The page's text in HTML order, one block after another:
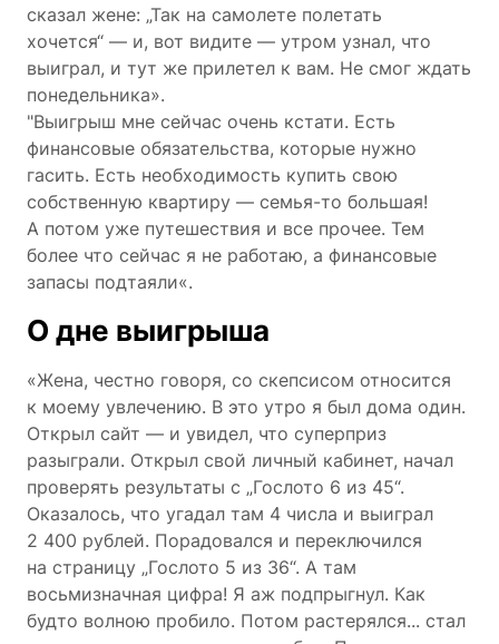
сказал жене: „Так на самолете полетать
хочется“ — и, вот видите — утром узнал, что
выиграл, и тут же прилетел к вам. Не смог ждать
понедельника».
"Выигрыш мне сейчас очень кстати. Есть
финансовые обязательства, которые нужно
гасить. Есть необходимость купить свою
собственную квартиру — семья-то большая!
А потом уже путешествия и все прочее. Тем
более что сейчас я не работаю, а финансовые
запасы подтаяли«.
О дне выигрыша
«Жена, честно говоря, со скепсисом относится
к моему увлечению. В это утро я был дома один.
Открыл сайт — и увидел, что суперприз
разыграли. Открыл свой личный кабинет, начал
проверять результаты с „Гослото 6 из 45“.
Оказалось, что угадал там 4 числа и выиграл
2 400 рублей. Порадовался и переключился
на страницу „Гослото 5 из 36“. А там
восьмизначная цифра! Я аж подпрыгнул. Как
будто волною пробило. Потом растерялся... стал